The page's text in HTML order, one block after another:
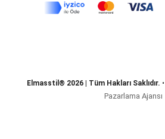
Elmasstil® 2026 | Tüm Hakları Saklıdır. •
Pazarlama Ajansı